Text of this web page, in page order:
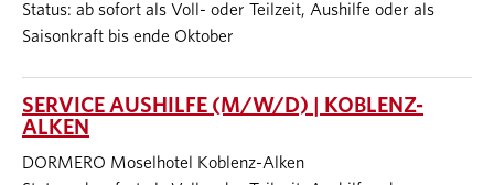
Status: ab sofort als Voll- oder Teilzeit, Aushilfe oder als
Saisonkraft bis ende Oktober
SERVICE AUSHILFE (M/W/D) | KOBLENZ-
ALKEN
DORMERO Moselhotel Koblenz-Alken